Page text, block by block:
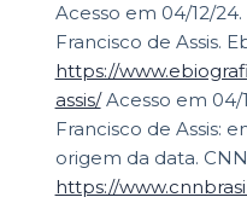
Acesso em 04/12/
Francisco de Assis.
https://
assis/Acesso em 04/
Francisco de Assis:
origem da data.
https://